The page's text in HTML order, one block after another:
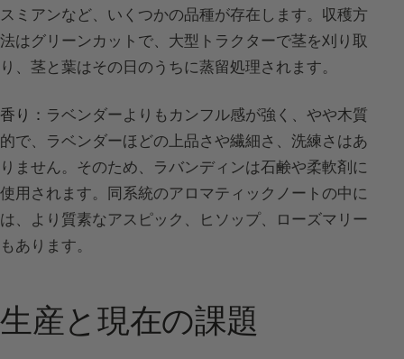
スミアンなど、いくつかの品種が存在します。収穫方
法はグリーンカットで、大型トラクターで茎を刈り取
り、茎と葉はその日のうちに蒸留処理されます。
香り： ラベンダーよりもカンフル感が強く、やや木質
的で、ラベンダーほどの上品さや繊細さ、洗練さはあ
りません。そのため、ラバンディンは石鹸や柔軟剤に
使用されます。同系統のアロマティックノートの中に
は、より質素なアスピック、ヒソップ、ローズマリー
もあります。
生産と現在の課題